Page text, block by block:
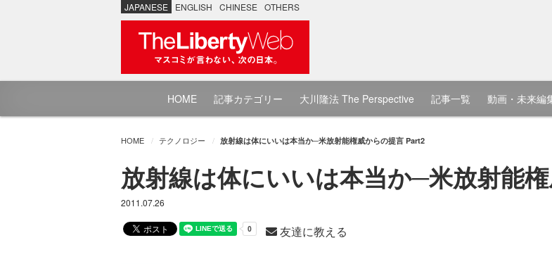
JAPANESE ENGLISH CHINESE OTHERS
HOME 記事カテゴリー 大川隆法 The Perspective 記事一覧 動画・未来編
HOME テクノロジー 放射線は体にいいは本当か─米放射能権威からの提言 Part2
放射線は体にいいは本当か─米放射能
2011.07.26
友達に教える